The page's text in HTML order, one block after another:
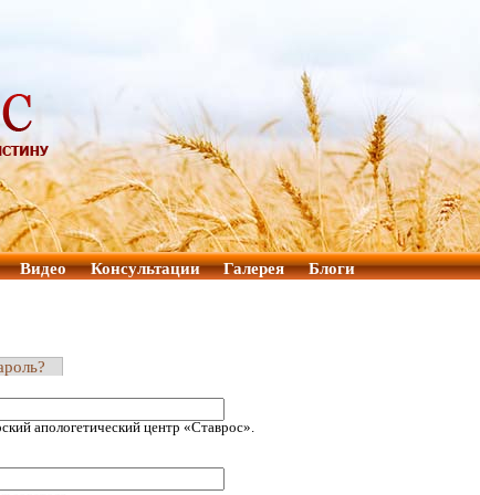
Видео Консультации Галерея Блоги
апологетический центр «Ставрос».